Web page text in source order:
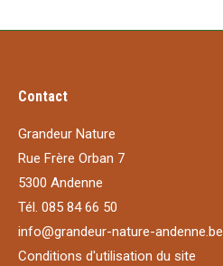
Contact
Grandeur Nature
Rue Frère Orban 7
5300 Andenne
Tél. 085 84 66 50
info@grandeur-nature-andenne.be
Conditions d'utilisation du site